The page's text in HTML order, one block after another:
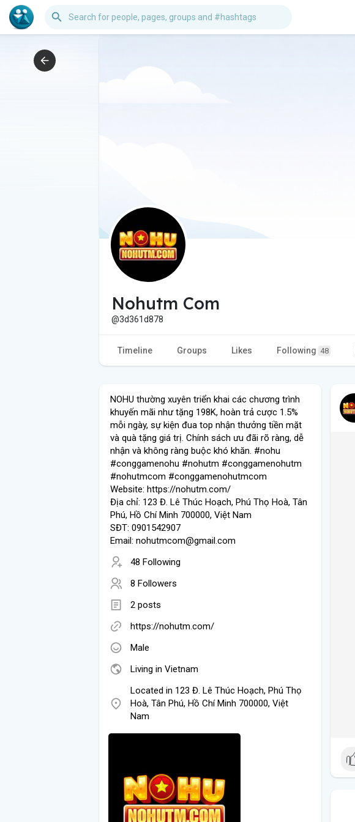
Nohutm Com
@3d361d878
Timeline Groups Likes Following 48
NOHU thường xuyên triển khai các chương trình
khuyến mãi như tặng 198K, hoàn trả cược 1.5%
mỗi ngày, sự kiện đua top nhận thưởng tiền mặt
và quà tặng giá trị. Chính sách ưu đãi rõ ràng, dễ
nhận và không ràng buộc khó khăn. #nohu
#conggamenohu #nohutm #conggamenohutm
#nohutmcom #conggamenohutmcom
Website: https://nohutm.com/
Địa chỉ: 123 Đ. Lê Thúc Hoạch, Phú Thọ Hoà, Tân
Phú, Hồ Chí Minh 700000, Việt Nam
SĐT: 0901542907
Email: nohutmcom@gmail.com
48 Following
8 Followers
2 posts
https://nohutm.com/
Male
Living in Vietnam
Located in 123 Đ. Lê Thúc Hoạch, Phú Thọ
Hoà, Tân Phú, Hồ Chí Minh 700000, Việt
Nam